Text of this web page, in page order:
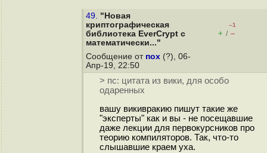
49. "Новая
криптографическая
библиотека EverCrypt с
математически..."
–1
+ / –
Сообщение от пох (?), 06-
Апр-19, 22:50
> пс: цитата из вики, для особо
одаренных
вашу викивракию пишут такие же
"эксперты" как и вы - не посещавшие
даже лекции для первокурсников про
теорию компиляторов. Так, что-то
слышавшие краем уха.